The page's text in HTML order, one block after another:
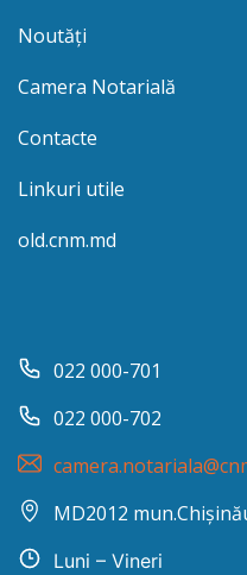
Noutăți
Camera Notarială
Contacte
Linkuri utile
old.cnm.md
022 000-701
022 000-702
MD2012
Luni – Vineri